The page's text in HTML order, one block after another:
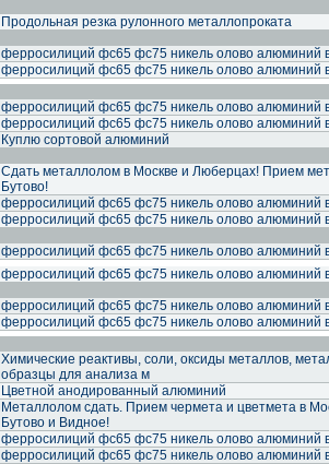
Продольная резка рулонного металлопроката
ферросилиций фс65 фс75 никель олово алюминий
ферросилиций фс65 фс75 никель олово алюминий
ферросилиций фс65 фс75 никель олово алюминий
ферросилиций фс65 фс75 никель олово алюминий
Куплю сортовой алюминий
Сдать металлолом в Москве и Люберцах! Прием
Бутово!
ферросилиций фс65 фс75 никель олово алюминий
ферросилиций фс65 фс75 никель олово алюминий
ферросилиций фс65 фс75 никель олово алюминий
ферросилиций фс65 фс75 никель олово алюминий
ферросилиций фс65 фс75 никель олово алюминий
ферросилиций фс65 фс75 никель олово алюминий
Химические реактивы, соли, оксиды металлов,
образцы для анализа м
Цветной анодированный алюминий
Металлолом сдать. Прием чермета и цветмета в
Бутово и Видное!
ферросилиций фс65 фс75 никель олово алюминий
ферросилиций фс65 фс75 никель олово алюминий